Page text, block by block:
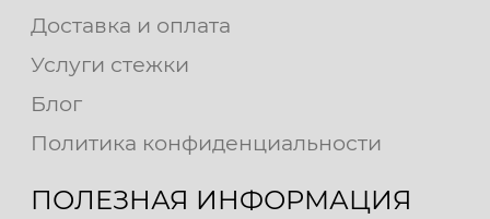
Доставка и оплата
Услуги стежки
Блог
Политика конфиденциальности
ПОЛЕЗНАЯ ИНФОРМАЦИЯ